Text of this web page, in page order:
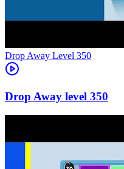
Level 350
350